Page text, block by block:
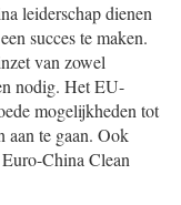
leiderschap dienen
succes te maken.
van zowel
nodig. Het EU-
mogelijkheden tot
aan te gaan. Ook
China Clean